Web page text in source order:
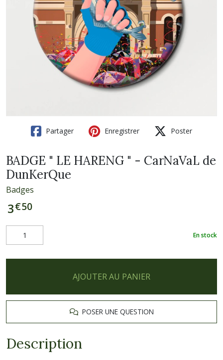
Partager Enregistrer Poster
BADGE " LE HARENG " - CarNaVaL de
DunKerQue
Badges
3€50
En stock
AJOUTER AU PANIER
POSER UNE QUESTION
Description